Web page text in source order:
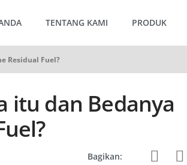
TENTANG KAMI PRODUK
Residual Fuel?
itu dan Bedanya
Bagikan: